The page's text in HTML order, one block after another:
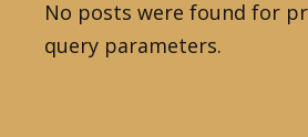
No posts were found for
query parameters.